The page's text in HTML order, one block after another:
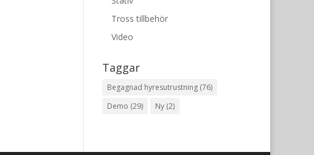
Tross tillbehör
Video
Taggar
Begagnad hyresutrustning (76)
Demo (29) Ny (2)